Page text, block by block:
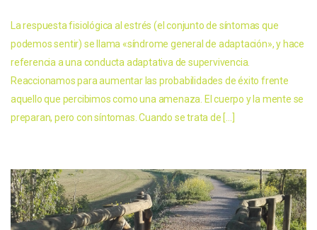
La respuesta fisiológica al estrés (el conjunto de síntomas que
podemos sentir) se llama «síndrome general de adaptación», y hace
referencia a una conducta adaptativa de supervivencia.
Reaccionamos para aumentar las probabilidades de éxito frente
aquello que percibimos como una amenaza. El cuerpo y la mente se
preparan, pero con síntomas. Cuando se trata de […]